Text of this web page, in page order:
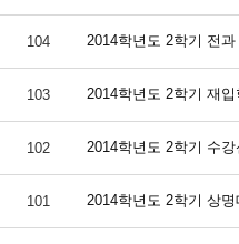
104 2014학년도 2학기 전
103 2014학년도 2학기 재
102 2014학년도 2학기 수
101 2014학년도 2학기 상